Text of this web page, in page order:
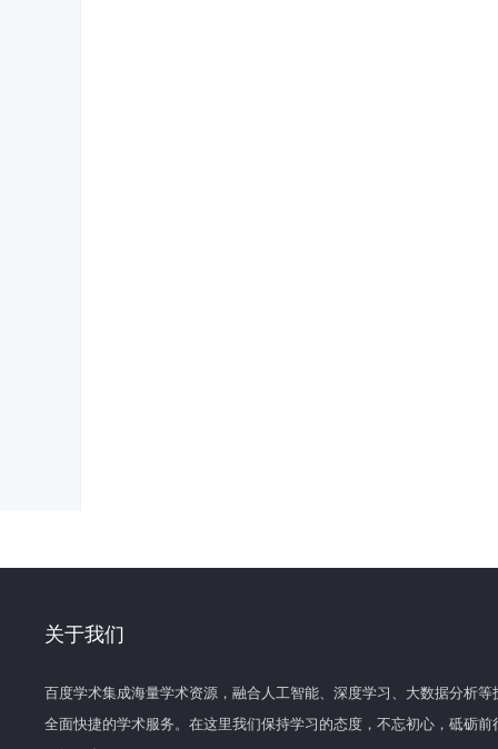
关于我们
百度学术集成海量学术资源，融合人工智能、深度学习、大数据分析
全面快捷的学术服务。在这里我们保持学习的态度，不忘初心，砥砺前